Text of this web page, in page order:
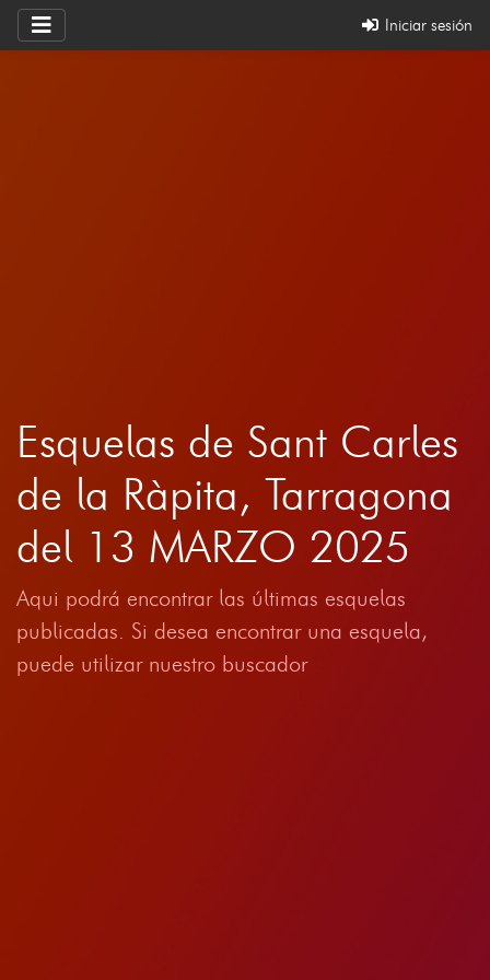
Iniciar sesión
Esquelas de Sant Carles
de la Ràpita, Tarragona
del 13 MARZO 2025
Aqui podrá encontrar las últimas esquelas
publicadas. Si desea encontrar una esquela,
puede utilizar nuestro buscador